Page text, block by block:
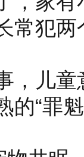
常犯
，儿
的“罪